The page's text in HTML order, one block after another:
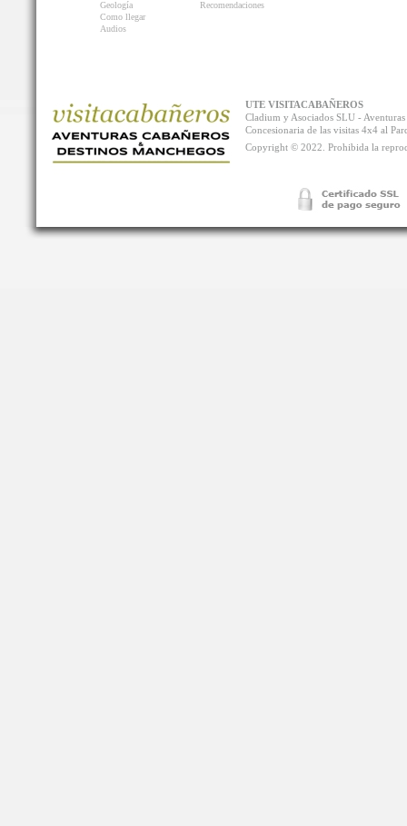
Geología
Como llegar
Audios
Recomendaciones
UTE VISITACABAÑEROS
Cladium y Asociados SLU -
Concesionaria de las visitas 4x4 al
Copyright © 2022. Prohibida la